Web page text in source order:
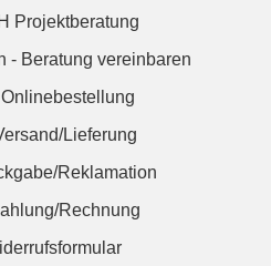
Projektberatung
- Beratung vereinbaren
Lieferung
Reklamation
Rechnung